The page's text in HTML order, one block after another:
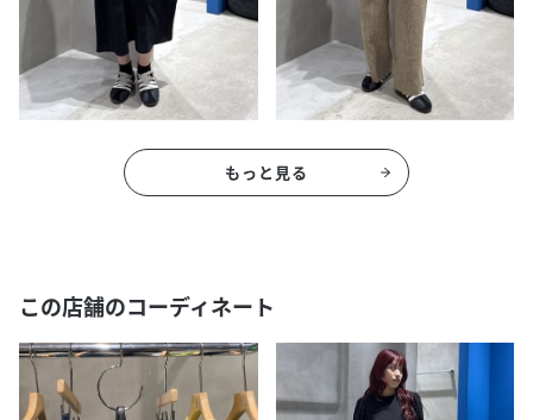
もっと見る
この店舗のコーディネート